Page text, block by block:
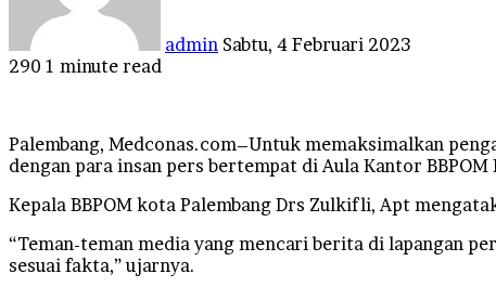
admin Sabtu, 4 Februari 2023
290 1 minute read
Palembang, Medconas.com–Untuk memaksimalkan
dengan para insan pers bertempat di Aula Kantor
Kepala BBPOM kota Palembang Drs Zulkifli, Apt
“Teman-teman media yang mencari berita di lapangan
sesuai fakta,” ujarnya.